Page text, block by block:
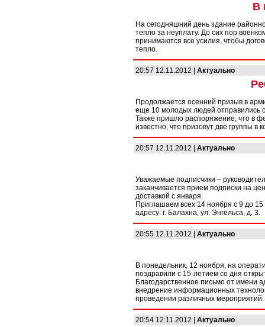
В
На сегодняшний день здание
тепло за неуплату. До сих пор
принимаются все усилия, чтобы
тепло.
20:57 12.11.2012 | Актуально
Продолжается осенний призыв в
еще 10 молодых людей отправились
Также пришло распоряжение, что в
известно, что призовут две группы в
20:57 12.11.2012 | Актуально
Уважаемые подписчики –
заканчивается прием подписки на
доставкой с января.
Приглашаем всех 14 ноября с 9 до
адресу: г. Балахна, ул. Энгельса, д. 3.
20:55 12.11.2012 | Актуально
В понедельник, 12 ноября, на
поздравили с 15-летием со дня
Благодарственное письмо от имени
внедрение информационных
проведении различных мероприятий.
20:54 12.11.2012 | Актуально